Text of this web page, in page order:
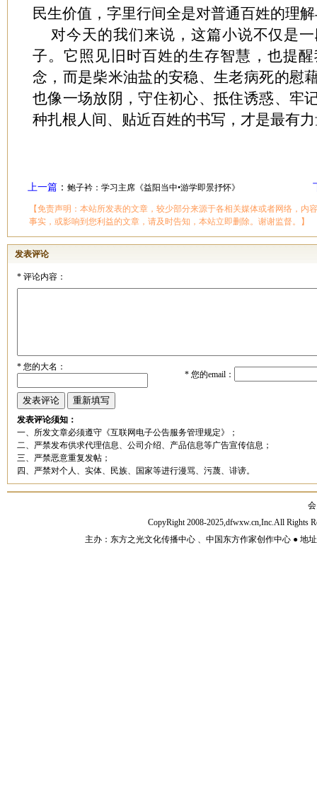
民生价值，字里行间全是对普通百姓的理
对今天的我们来说，这篇小说不仅是
子。它照见旧时百姓的生存智慧，也提
念，而是柴米油盐的安稳、生老病死的慰
也像一场放阴，守住初心、抵住诱惑、牢
种扎根人间、贴近百姓的书写，才是最有
上一篇： 鲍子衿：学习主席《益阳当中•游学即景抒怀》
【免责声明：本站所发表的文章，较少部分来源于各相关媒体或者网络，内
事实，或影响到您利益的文章，请及时告知，本站立即删除。谢谢监督。】
发表评论
*评论内容：
*您的大名：
*您的email：
发表评论须知：
一、所发文章必须遵守《互联网电子公告服务管理规定》；
二、严禁发布供求代理信息、公司介绍、产品信息等广告宣传信息；
三、严禁恶意重复发帖；
四、严禁对个人、实体、民族、国家等进行漫骂、污蔑、诽谤。
CopyRight 2008-2025,dfwxw.cn,Inc.All Rights
主办：东方之光文化传播中心 、中国东方作家创作中心 ● 地